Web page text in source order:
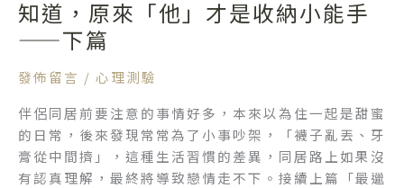
知道，原來「他」才是收納小能手
——下篇
發佈留言 / 心理測驗
伴侶同居前要注意的事情好多，本來以為住一起是甜蜜
的日常，後來發現常常為了小事吵架，「襪子亂丟、牙
膏從中間擠」，這種生活習慣的差異，同居路上如果沒
有認真理解，最終將導致戀情走不下。接續上篇「最邋
不
是
處
女
同
居
後
才